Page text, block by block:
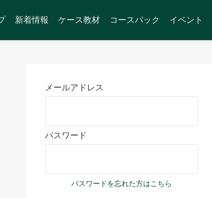
新着情報 ケース教材 コースパック イベント
メールアドレス
パスワード
パスワードを忘れた方はこちら